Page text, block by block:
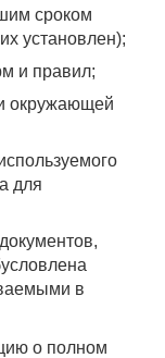
сроком
установлен);
и правил;
окружающей
для
в
о полном